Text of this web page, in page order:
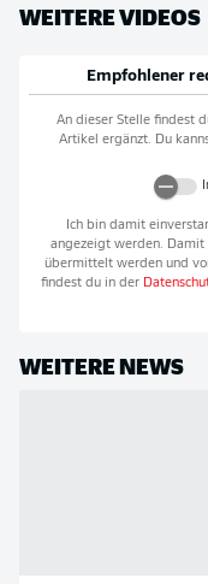
WEITERE VIDEOS
Empfohlener
An dieser Stelle findest
Artikel ergänzt. Du
Ich bin damit
angezeigt werden. Damit
übermittelt werden und
findest du in der
WEITERE NEWS